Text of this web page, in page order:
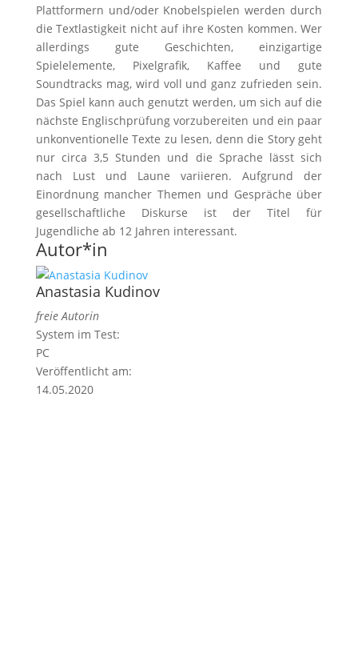
Plattformern und/oder Knobelspielen werden durch
die Textlastigkeit nicht auf ihre Kosten kommen. Wer
allerdings gute Geschichten, einzigartige
Spielelemente, Pixelgrafik, Kaffee und gute
Soundtracks mag, wird voll und ganz zufrieden sein.
Das Spiel kann auch genutzt werden, um sich auf die
nächste Englischprüfung vorzubereiten und ein paar
unkonventionelle Texte zu lesen, denn die Story geht
nur circa 3,5 Stunden und die Sprache lässt sich
nach Lust und Laune variieren. Aufgrund der
Einordnung mancher Themen und Gespräche über
gesellschaftliche Diskurse ist der Titel für
Jugendliche ab 12 Jahren interessant.
Autor*in
Anastasia Kudinov
freie Autorin
System im Test:
PC
Veröffentlicht am:
14.05.2020